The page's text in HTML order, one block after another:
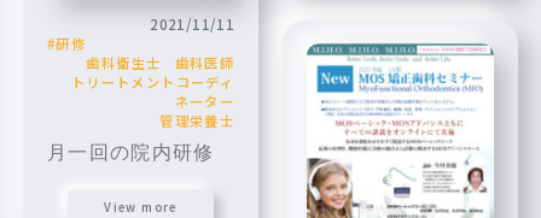
2021/11/11
研修
歯科衛生士
歯科医師
トリートメントコーディ
ネーター
管理栄養士
月一回の院内研修
View more